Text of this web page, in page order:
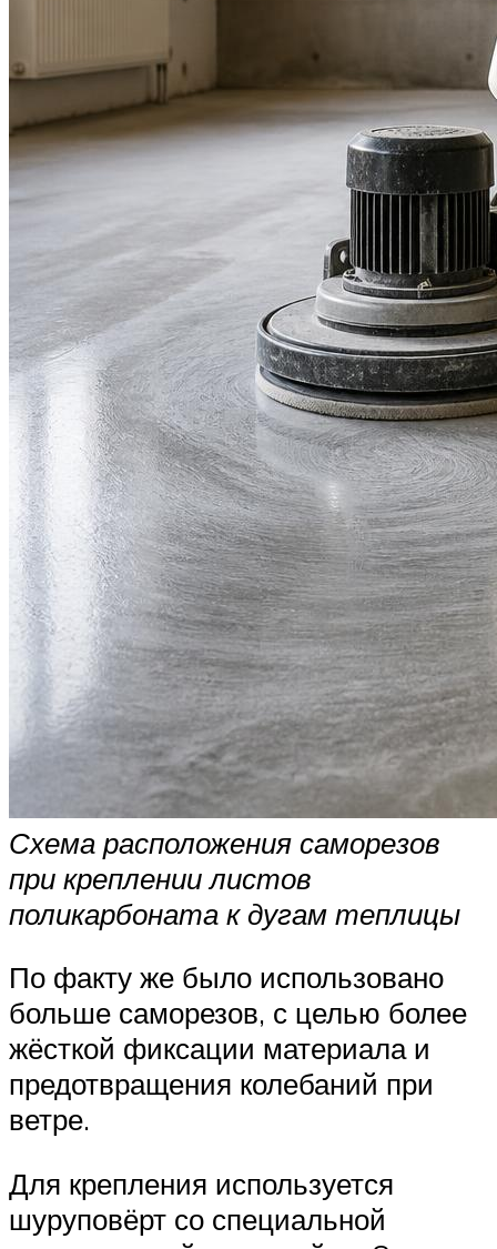
Схема расположения саморезов
при креплении листов
поликарбоната к дугам теплицы
По факту же было использовано
больше саморезов, с целью более
жёсткой фиксации материала и
предотвращения колебаний при
ветре.
Для крепления используется
шуруповёрт со специальной